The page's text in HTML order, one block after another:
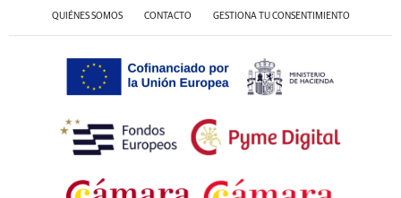
QUIÉNES SOMOS CONTACTO GESTIONA TU CONSENTIMIENTO